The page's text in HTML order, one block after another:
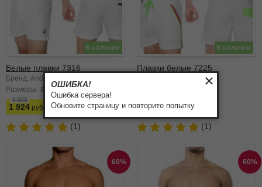
В наличии
Белые плавки 7316
Бренд: Andrew Christian
Размеры: 42 46
4 809
1 924
(1)
В наличии
Плавки белые 7225
Бренд: Andrew Christian
2 002
(1)
60% 60%
ОШИБКА!
Ошибка сервера!
Обновите страницу и повторите попытку